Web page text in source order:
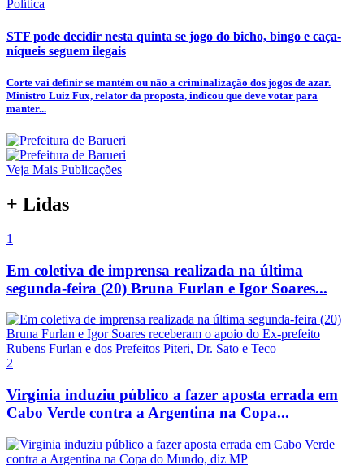
Política
STF pode decidir nesta quinta se jogo do bicho, bingo e caça-
níqueis seguem ilegais
Corte vai definir se mantém ou não a criminalização dos jogos de azar.
Ministro Luiz Fux, relator da proposta, indicou que deve votar para
manter...
Veja Mais Publicações
+ Lidas
1
Em coletiva de imprensa realizada na última
segunda-feira (20) Bruna Furlan e Igor Soares...
2
Virginia induziu público a fazer aposta errada em
Cabo Verde contra a Argentina na Copa...